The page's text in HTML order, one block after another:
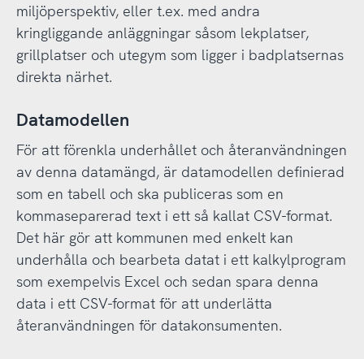
miljöperspektiv, eller t.ex. med andra
kringliggande anläggningar såsom lekplatser,
grillplatser och utegym som ligger i badplatsernas
direkta närhet.
Datamodellen
För att förenkla underhållet och återanvändningen
av denna datamängd, är datamodellen definierad
som en tabell och ska publiceras som en
kommaseparerad text i ett så kallat CSV-format.
Det här gör att kommunen med enkelt kan
underhålla och bearbeta datat i ett kalkylprogram
som exempelvis Excel och sedan spara denna
data i ett CSV-format för att underlätta
återanvändningen för datakonsumenten.